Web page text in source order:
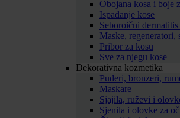
Obojana kosa i boje
Ispadanje kose
Seboroični dermatitis
Maske, regeneratori,
Pribor za kosu
Sve za njegu kose
Dekorativna kozmetika
Puderi, bronzeri,
Maskare
Sjajila, ruževi i
Sjenila i olovke za